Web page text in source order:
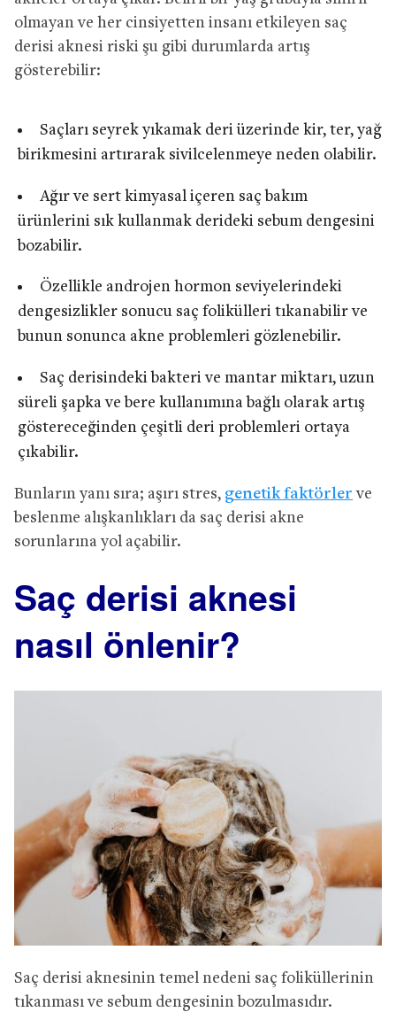
olmayan ve her cinsiyetten insanı etkileyen saç
derisi aknesi riski şu gibi durumlarda artış
gösterebilir:
Saçları seyrek yıkamak deri üzerinde kir, ter, yağ
birikmesini artırarak sivilcelenmeye neden olabilir.
Ağır ve sert kimyasal içeren saç bakım
ürünlerini sık kullanmak derideki sebum dengesini
bozabilir.
Özellikle androjen hormon seviyelerindeki
dengesizlikler sonucu saç folikülleri tıkanabilir ve
bunun sonunca akne problemleri gözlenebilir.
Saç derisindeki bakteri ve mantar miktarı, uzun
süreli şapka ve bere kullanımına bağlı olarak artış
göstereceğinden çeşitli deri problemleri ortaya
çıkabilir.
Bunların yanı sıra; aşırı stres, genetik faktörler ve
beslenme alışkanlıkları da saç derisi akne
sorunlarına yol açabilir.
Saç derisi aknesi
nasıl önlenir?
Saç derisi aknesinin temel nedeni saç foliküllerinin
tıkanması ve sebum dengesinin bozulmasıdır.